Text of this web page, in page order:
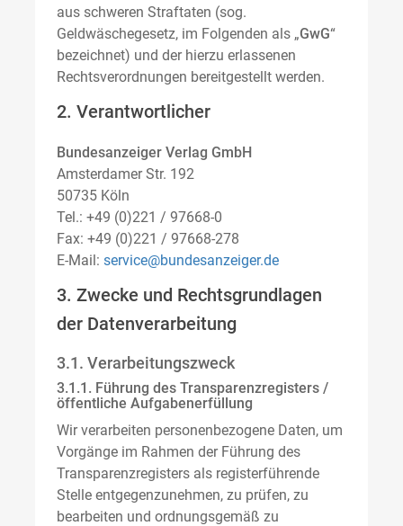
aus schweren Straftaten (sog.
Geldwäschegesetz, im Folgenden als „GwG“
bezeichnet) und der hierzu erlassenen
Rechtsverordnungen bereitgestellt werden.
2. Verantwortlicher
Bundesanzeiger Verlag GmbH
Amsterdamer Str. 192
50735 Köln
Tel.: +49 (0)221 / 97668-0
Fax: +49 (0)221 / 97668-278
E-Mail: service@bundesanzeiger.de
3. Zwecke und Rechtsgrundlagen
der Datenverarbeitung
3.1. Verarbeitungszweck
3.1.1. Führung des Transparenzregisters /
öffentliche Aufgabenerfüllung
Wir verarbeiten personenbezogene Daten, um
Vorgänge im Rahmen der Führung des
Transparenzregisters als registerführende
Stelle entgegenzunehmen, zu prüfen, zu
bearbeiten und ordnungsgemäß zu